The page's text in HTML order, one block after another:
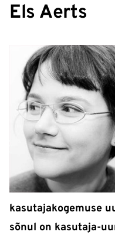
Els Aerts
kasutajakogemuse
sõnul on kasutaja-